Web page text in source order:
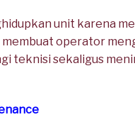
unit karena
operator
teknisi sekaligus